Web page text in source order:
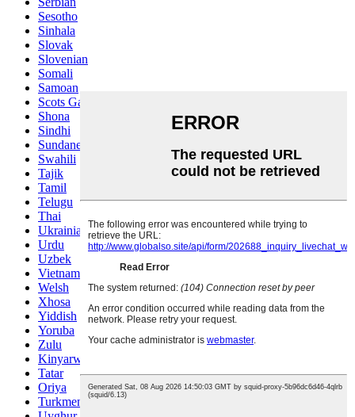
Sesotho
Sinhala
Slovak
Slovenian
Somali
Samoan
Scots Gaelic
Shona
Sindhi
Sundanese
Swahili
Tajik
Tamil
Telugu
Thai
Ukrainian
Urdu
Uzbek
Vietnamese
Welsh
Xhosa
Yiddish
Yoruba
Zulu
Kinyarwanda
Tatar
Oriya
Turkmen